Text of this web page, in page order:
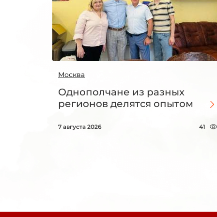
Москва
Однополчане из разных
регионов делятся опытом
7 августа 2026 41